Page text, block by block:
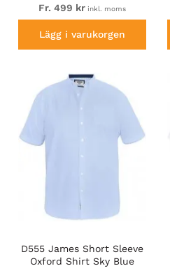
Fr. 499 krinkl. moms
Lägg i varukorgen
D555 James Short Sleeve
Oxford Shirt Sky Blue